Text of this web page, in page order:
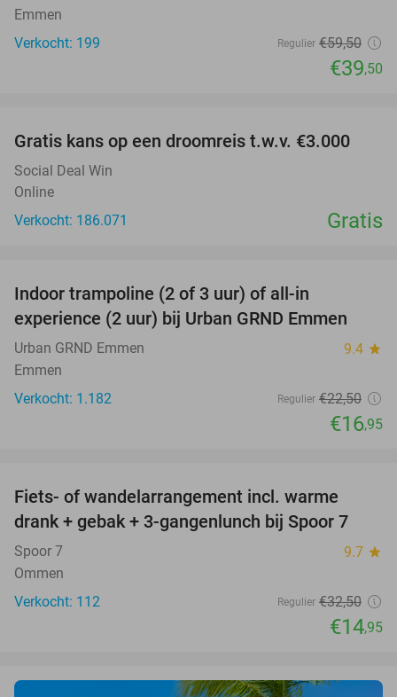
Emmen
Verkocht: 199
Regulier €59,50
€39,50
Gratis kans op een droomreis t.w.v. €3.000
Social Deal Win
Online
Verkocht: 186.071
Gratis
Indoor trampoline (2 of 3 uur) of all-in
experience (2 uur) bij Urban GRND Emmen
Urban GRND Emmen 9.4 star
Emmen
Verkocht: 1.182
Regulier €22,50
€16,95
Fiets- of wandelarrangement incl. warme
drank + gebak + 3-gangenlunch bij Spoor 7
Spoor 7 9.7 star
Ommen
Verkocht: 112
Regulier €32,50
€14,95